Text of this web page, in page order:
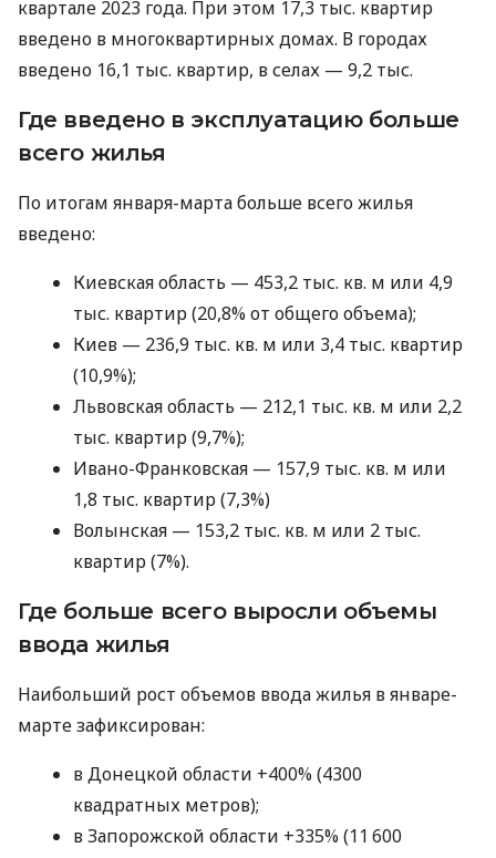
квартале 2023 года. При этом 17,3 тыс. квартир
введено в многоквартирных домах. В городах
введено 16,1 тыс. квартир, в селах — 9,2 тыс.
Где введено в эксплуатацию больше
всего жилья
По итогам января-марта больше всего жилья
введено:
Киевская область — 453,2 тыс. кв. м или 4,9
тыс. квартир (20,8% от общего объема);
Киев — 236,9 тыс. кв. м или 3,4 тыс. квартир
(10,9%);
Львовская область — 212,1 тыс. кв. м или 2,2
тыс. квартир (9,7%);
Ивано-Франковская — 157,9 тыс. кв. м или
1,8 тыс. квартир (7,3%)
Волынская — 153,2 тыс. кв. м или 2 тыс.
квартир (7%).
Где больше всего выросли объемы
ввода жилья
Наибольший рост объемов ввода жилья в январе-
марте зафиксирован:
в Донецкой области +400% (4300
квадратных метров);
в Запорожской области +335% (11 600